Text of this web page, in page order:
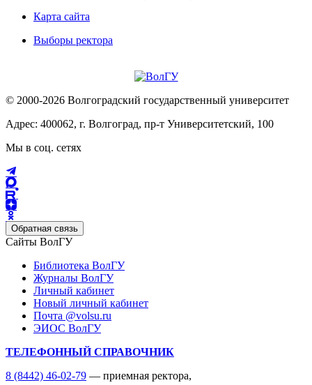
Карта сайта
Выборы ректора
© 2000-2026 Волгоградский государственный университет
Адрес: 400062, г. Волгоград, пр-т Университетский, 100
Мы в соц. сетях
Обратная связь
Сайты ВолГУ
Библиотека ВолГУ
Журналы ВолГУ
Личный кабинет
Новый личный кабинет
Почта @volsu.ru
ЭИОС ВолГУ
ТЕЛЕФОННЫЙ СПРАВОЧНИК
8 (8442) 46-02-79 — приемная ректора,